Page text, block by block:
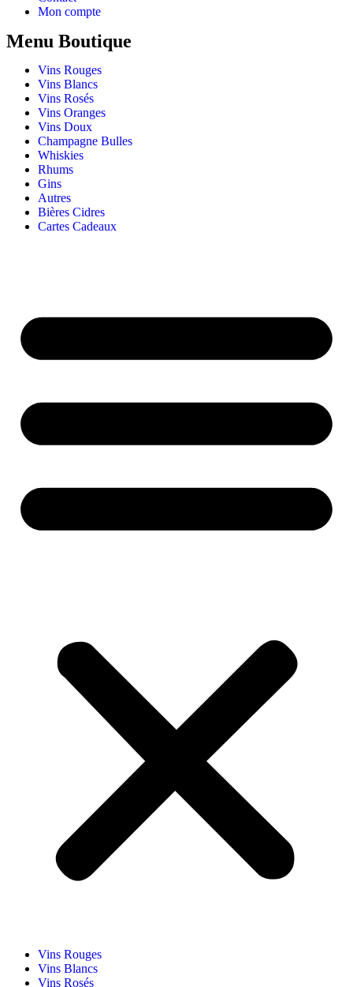
Mon compte
Menu Boutique
Vins Rouges
Vins Blancs
Vins Rosés
Vins Oranges
Vins Doux
Champagne Bulles
Whiskies
Rhums
Gins
Autres
Bières Cidres
Cartes Cadeaux
Vins Rouges
Vins Blancs
Vins Rosés